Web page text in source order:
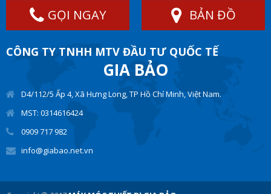
GỌI NGAY BẢN ĐỒ
CÔNG TY TNHH MTV ĐẦU TƯ QUỐC TẾ
GIA BẢO
D4/112/5 Ấp 4, Xã Hưng Long, TP Hồ Chí Minh, Việt Nam.
MST: 0314616424
0909 717 982
info@giabao.net.vn